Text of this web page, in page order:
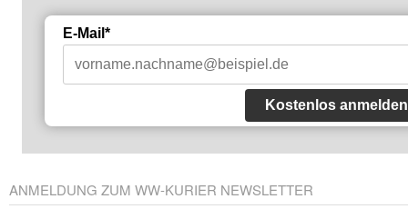
E-Mail*
Kostenlos anmelden
ANMELDUNG ZUM WW-KURIER NEWSLETTER